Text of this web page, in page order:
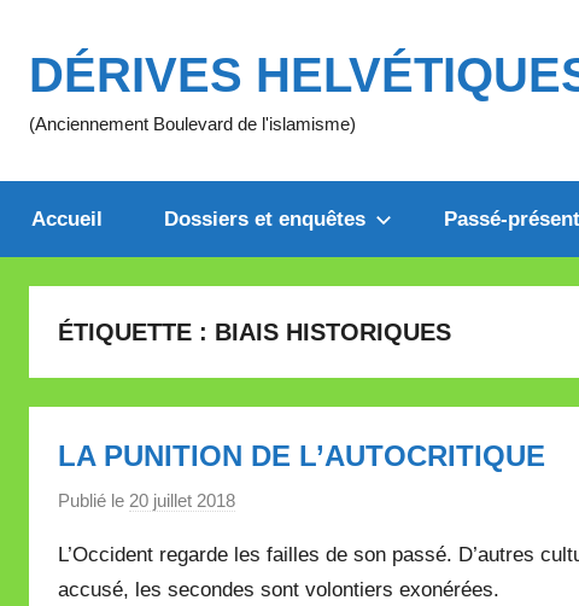
contenu
DÉRIVES
(Anciennement Boulevard de l'islamisme)
Accueil Dossiers et enquêtes Passé-présent
ÉTIQUETTE : BIAIS HISTORIQUES
LA PUNITION DE L’AUTOCRITIQUE
Publié le 20 juillet 2018
r
M
L’Occident regarde les failles de son passé. D’autres
accusé, les secondes sont volontiers exonérées.